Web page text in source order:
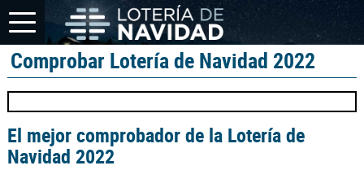
Comprobar Lotería de Navidad 2022
El mejor comprobador de la Lotería de
Navidad 2022